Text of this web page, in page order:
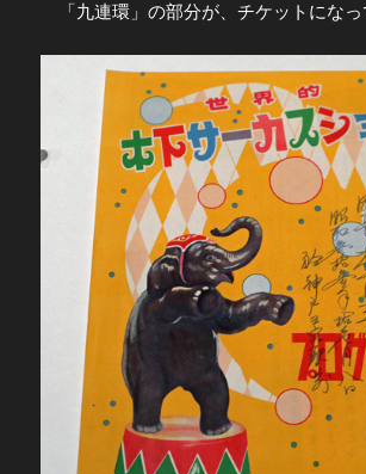
「九連環」の部分が、チケットになっ